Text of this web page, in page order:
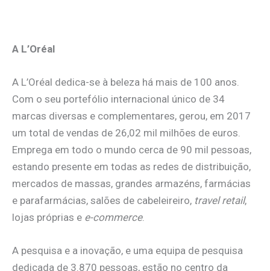
A L’Oréal
A L’Oréal dedica-se à beleza há mais de 100 anos.
Com o seu portefólio internacional único de 34
marcas diversas e complementares, gerou, em 2017
um total de vendas de 26,02 mil milhões de euros.
Emprega em todo o mundo cerca de 90 mil pessoas,
estando presente em todas as redes de distribuição,
mercados de massas, grandes armazéns, farmácias
e parafarmácias, salões de cabeleireiro, travel retail,
lojas próprias e e-commerce.
A pesquisa e a inovação, e uma equipa de pesquisa
dedicada de 3.870 pessoas, estão no centro da